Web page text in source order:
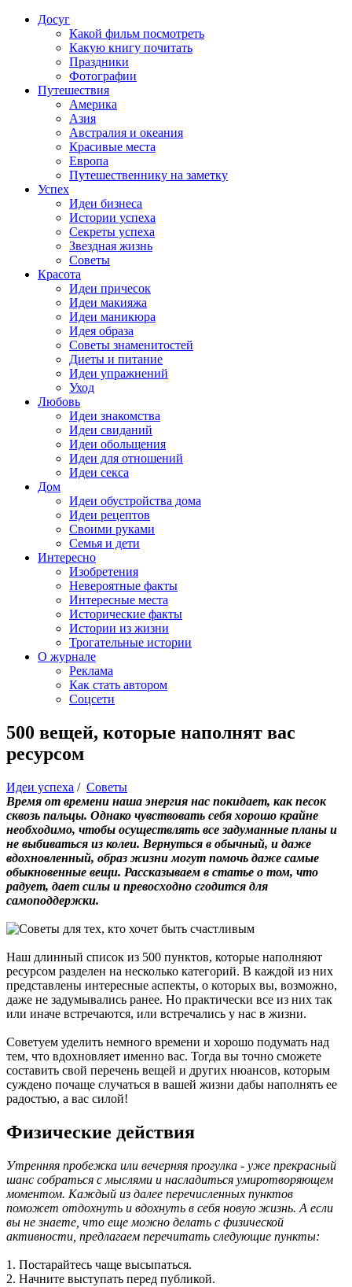
Досуг
Какой фильм посмотреть
Какую книгу почитать
Праздники
Фотографии
Путешествия
Америка
Азия
Австралия и океания
Красивые места
Европа
Путешественнику на заметку
Успех
Идеи бизнеса
Истории успеха
Секреты успеха
Звездная жизнь
Советы
Красота
Идеи причесок
Идеи макияжа
Идеи маникюра
Идея образа
Советы знаменитостей
Диеты и питание
Идеи упражнений
Уход
Любовь
Идеи знакомства
Идеи свиданий
Идеи обольщения
Идеи для отношений
Идеи секса
Дом
Идеи обустройства дома
Идеи рецептов
Своими руками
Семья и дети
Интересно
Изобретения
Невероятные факты
Интересные места
Исторические факты
Истории из жизни
Трогательные истории
О журнале
Реклама
Как стать автором
Соцсети
500 вещей, которые наполнят вас
ресурсом
Идеи успеха / Советы
Время от времени наша энергия нас покидает, как песок
сквозь пальцы. Однако чувствовать себя хорошо крайне
необходимо, чтобы осуществлять все задуманные планы и
не выбиваться из колеи. Вернуться в обычный, и даже
вдохновленный, образ жизни могут помочь даже самые
обыкновенные вещи. Рассказываем в статье о том, что
радует, дает силы и превосходно сгодится для
самоподдержки.
Наш длинный список из 500 пунктов, которые наполняют
ресурсом разделен на несколько категорий. В каждой из них
представлены интересные аспекты, о которых вы, возможно,
даже не задумывались ранее. Но практически все из них так
или иначе встречаются, или встречались у нас в жизни.
Советуем уделить немного времени и хорошо подумать над
тем, что вдохновляет именно вас. Тогда вы точно сможете
составить свой перечень вещей и других нюансов, которым
суждено почаще случаться в вашей жизни дабы наполнять ее
радостью, а вас силой!
Физические действия
Утренняя пробежка или вечерняя прогулка - уже прекрасный
шанс собраться с мыслями и насладиться умиротворяющем
моментом. Каждый из далее перечисленных пунктов
поможет отдохнуть и вдохнуть в себя новую жизнь. А если
вы не знаете, что еще можно делать с физической
активности, предлагаем перечитать следующие пункты:
1. Постарайтесь чаще высыпаться.
2. Начните выступать перед публикой.